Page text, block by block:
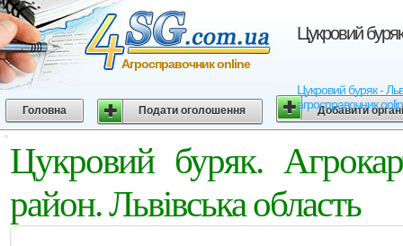
Цукровий
Цукровий буряк -
агросправочник
Агросправочник online
Головна Подати оголошення Добавити
Цукровий буряк.
район. Львівська область